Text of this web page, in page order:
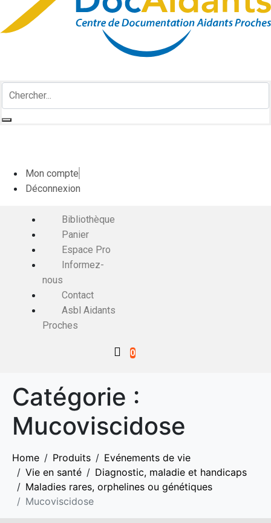
Mon compte
Déconnexion
Bibliothèque
Panier
Espace Pro
Informez-
nous
Contact
Asbl Aidants
Proches
0
Catégorie :
Mucoviscidose
Home Produits
Evénements de vie
Vie en santé
Diagnostic, maladie et handicaps
Maladies rares, orphelines ou génétiques
Mucoviscidose